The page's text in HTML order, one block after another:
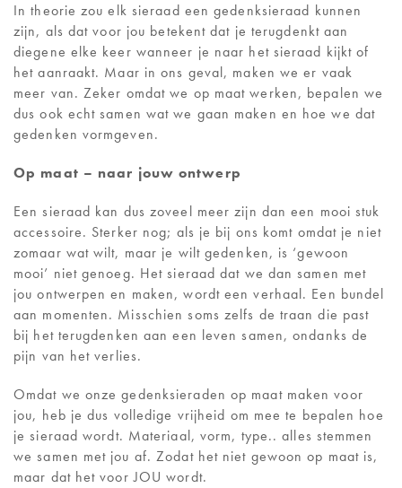
In theorie zou elk sieraad een gedenksieraad kunnen
zijn, als dat voor jou betekent dat je terugdenkt aan
diegene elke keer wanneer je naar het sieraad kijkt of
het aanraakt. Maar in ons geval, maken we er vaak
meer van. Zeker omdat we op maat werken, bepalen we
dus ook echt samen wat we gaan maken en hoe we dat
gedenken vormgeven.
Op maat – naar jouw ontwerp
Een sieraad kan dus zoveel meer zijn dan een mooi stuk
accessoire. Sterker nog; als je bij ons komt omdat je niet
zomaar wat wilt, maar je wilt gedenken, is ‘gewoon
mooi’ niet genoeg. Het sieraad dat we dan samen met
jou ontwerpen en maken, wordt een verhaal. Een bundel
aan momenten. Misschien soms zelfs de traan die past
bij het terugdenken aan een leven samen, ondanks de
pijn van het verlies.
Omdat we onze gedenksieraden op maat maken voor
jou, heb je dus volledige vrijheid om mee te bepalen hoe
je sieraad wordt. Materiaal, vorm, type.. alles stemmen
we samen met jou af. Zodat het niet gewoon op maat is,
maar dat het voor JOU wordt.